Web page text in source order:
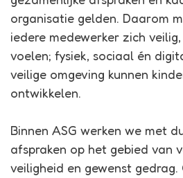
organisatie gelden. Daarom
iedere medewerker zich
voelen; fysiek, sociaal én
veilige omgeving kunnen
ontwikkelen.
Binnen ASG werken we met
afspraken op het gebied van
veiligheid en gewenst